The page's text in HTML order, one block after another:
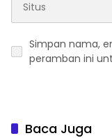
Simpan nama,
peramban ini
Baca Juga